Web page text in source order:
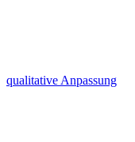
qualitative Anpassung